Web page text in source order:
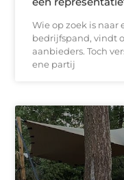
Wie op zoek is naar
bedrijfspand, vindt
aanbieders. Toch
ene partij